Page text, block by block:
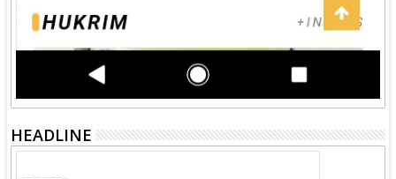
HEADLINE